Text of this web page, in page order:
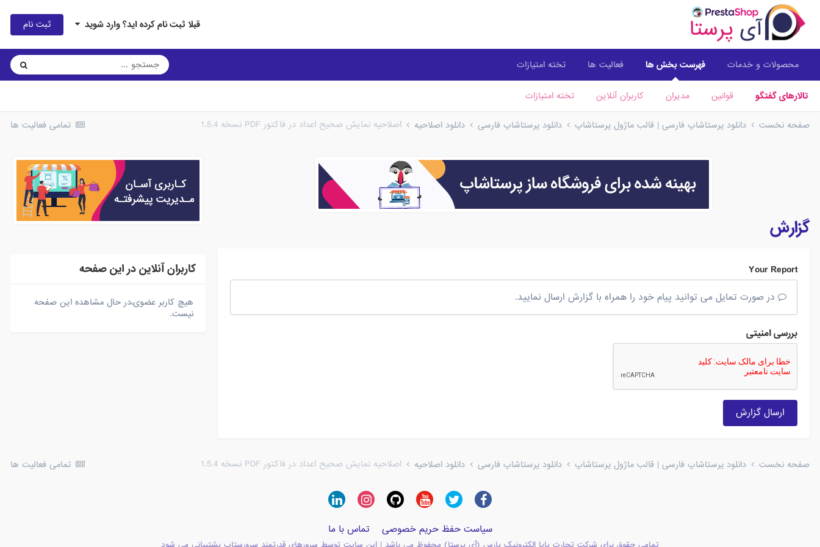
قبلا ثبت نام کرده اید؟ وارد شوید ثبت نام
محصولات و خدمات فهرست بخش ها
تالارهای گفتگو قوانین مدیران کاربران آنلاین تخته امتیازات
فعالیت ها تخته امتیازات
تمامی فعالیت ها صفحه نخست دانلود پرستاشاپ فارسی | قالب ماژول پرستاشاپ دانلود پرستاشاپ فارسی دانلود اصلاحیه اصلاحیه نمایش صحیح اعداد در فاکتور PDF نسخه 1.5.4
گزارش
Your Report
در صورت تمایل می توانید پیام خود را همراه با گزارش ارسال نمایید.
بررسی امنیتی
ارسال گزارش
کاربران آنلاین در این صفحه
هیچ کاربر عضوی،در حال مشاهده این صفحه
نیست.
تمامی فعالیت ها صفحه نخست دانلود پرستاشاپ فارسی | قالب ماژول پرستاشاپ دانلود پرستاشاپ فارسی دانلود اصلاحیه اصلاحیه نمایش صحیح اعداد در فاکتور PDF نسخه 1.5.4
سیاست حفظ حریم خصوصی تماس با ما